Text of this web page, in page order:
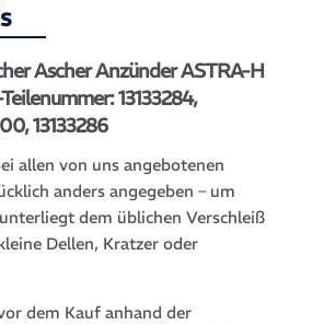
Ascher Anzünder ASTRA-H
13133284,
13133286
allen von uns angebotenen
anders angegeben – um
dem üblichen Verschleiß
Dellen, Kratzer oder
dem Kauf anhand der